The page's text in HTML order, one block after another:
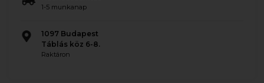
1-5 munkanap
1097 Budapest
Táblás köz 6-8.
Raktáron